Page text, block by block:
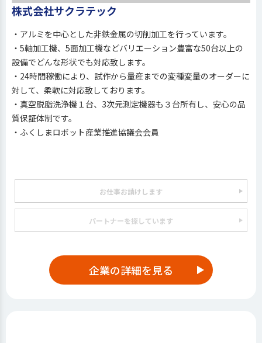
株式会社サクラテック
・アルミを中心とした非鉄金属の切削加工を行っています。
・5軸加工機、5面加工機などバリエーション豊富な50台以上の
設備でどんな形状でも対応致します。
・24時間稼働により、試作から量産までの変種変量のオーダーに
対して、柔軟に対応致しております。
・真空脱脂洗浄機１台、3次元測定機器も３台所有し、安心の品
質保証体制です。
・ふくしまロボット産業推進協議会会員
お仕事お請けします
パートナーを探しています
企業の詳細を見る